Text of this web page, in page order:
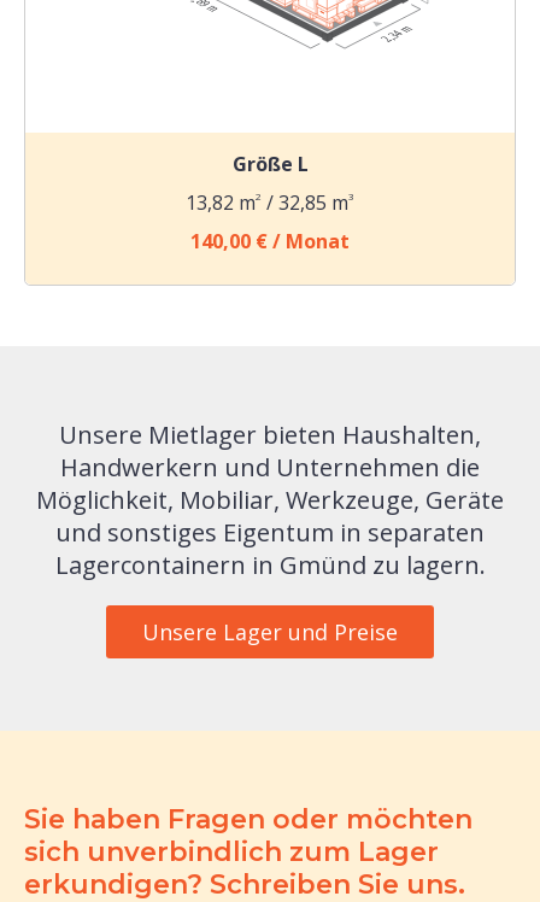
Größe L
13,82 m2 / 32,85 m3
140,00 € / Monat
Unsere Mietlager bieten Haushalten,
Handwerkern und Unternehmen die
Möglichkeit, Mobiliar, Werkzeuge, Geräte
und sonstiges Eigentum in separaten
Lagercontainern in Gmünd zu lagern.
Unsere Lager und Preise
Sie haben Fragen oder möchten
sich unverbindlich zum Lager
erkundigen? Schreiben Sie uns.